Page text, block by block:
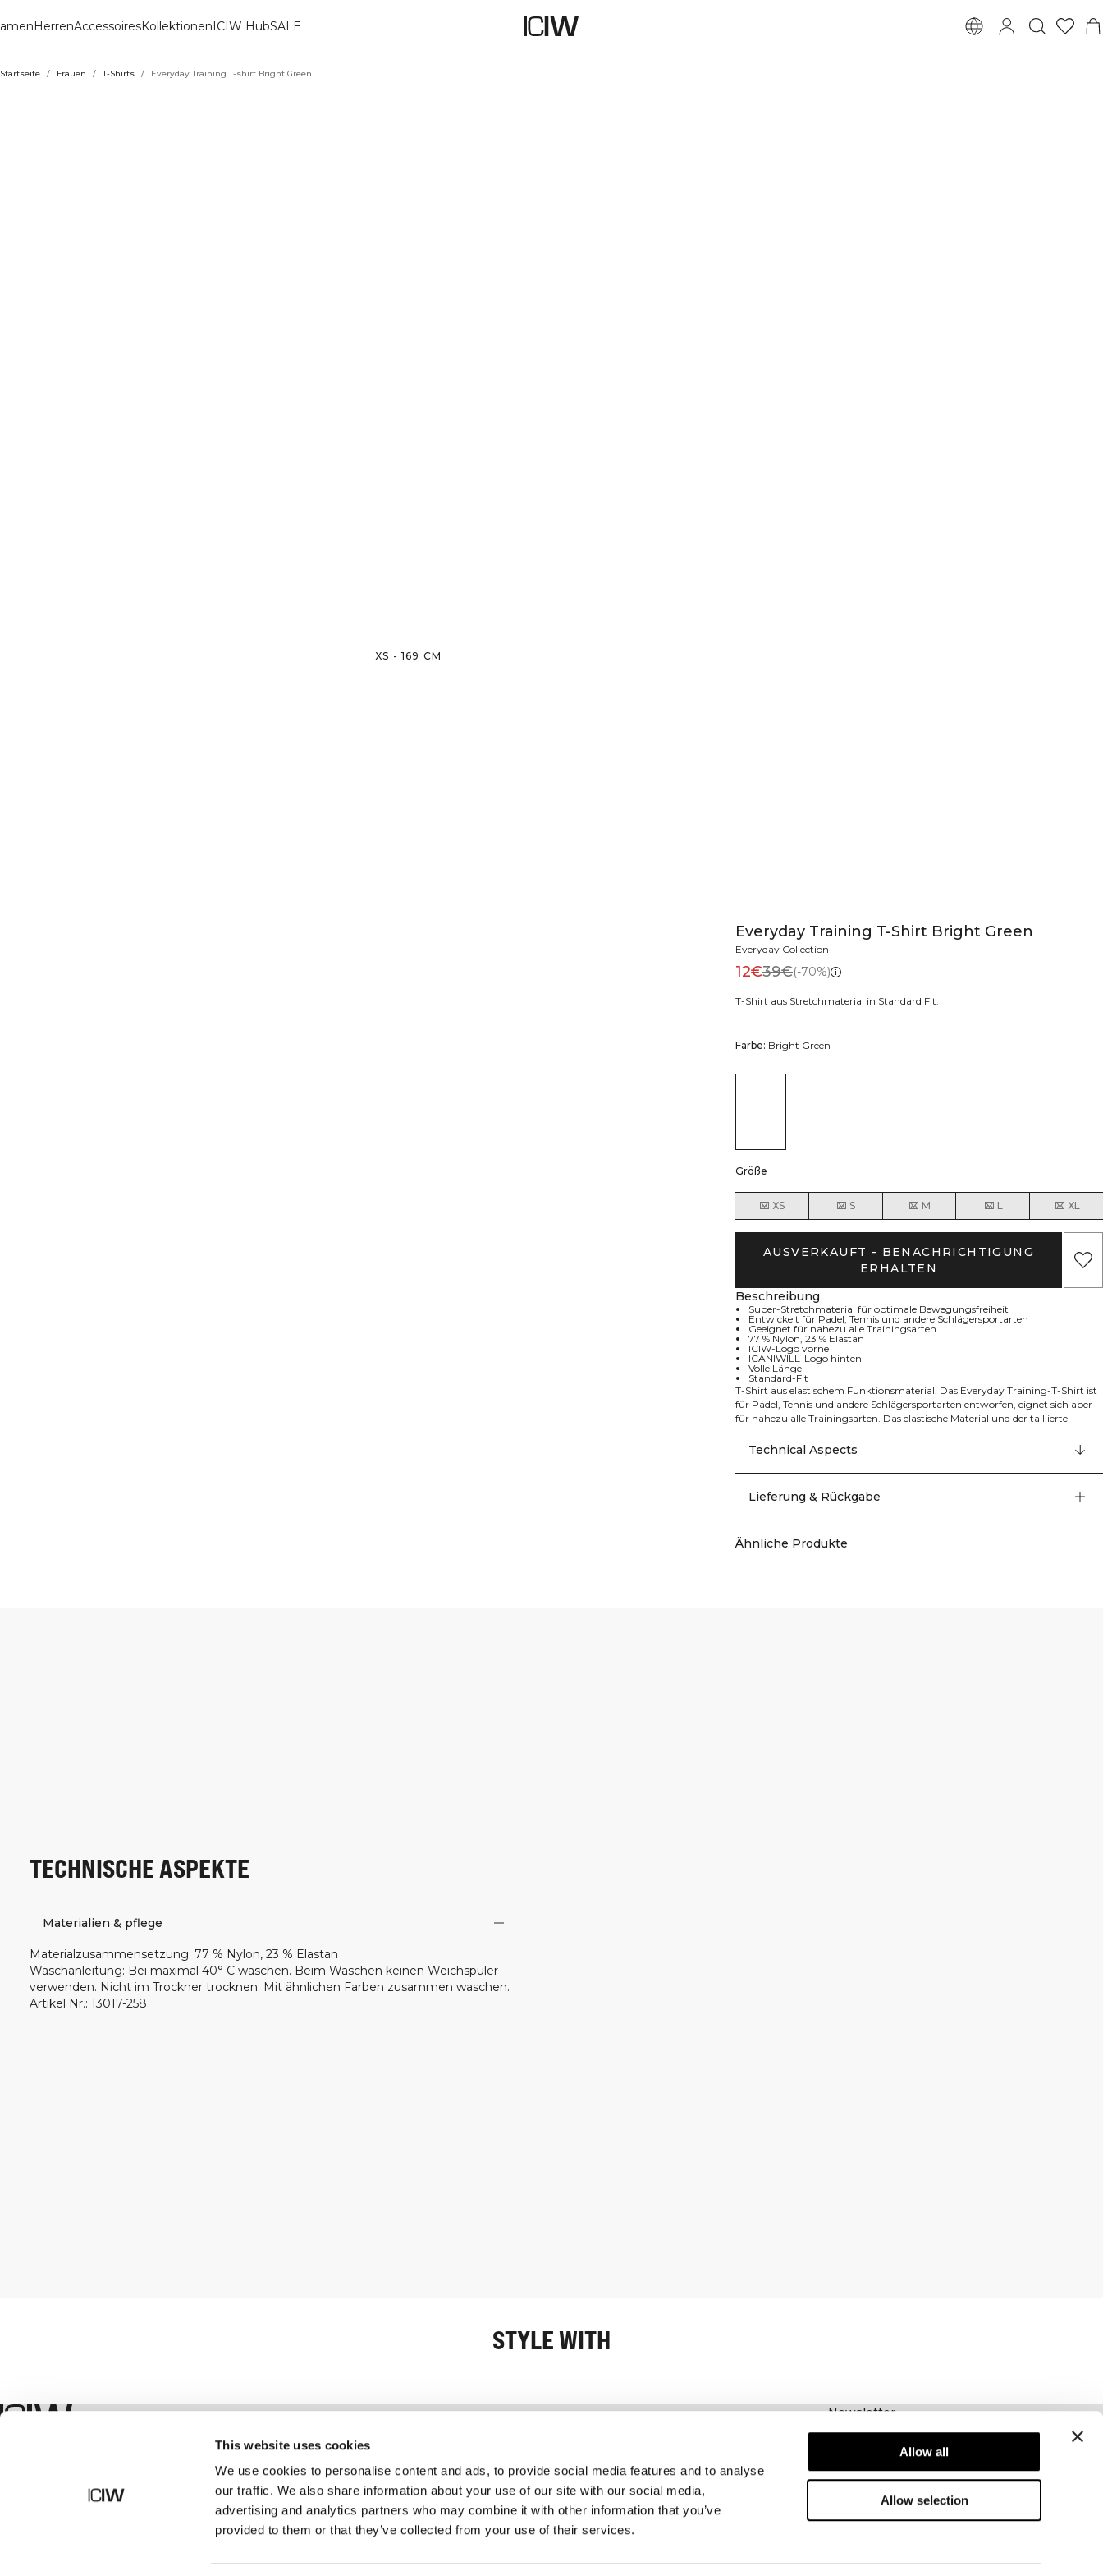
This website uses cookies
We use cookies to personalise content and ads, to provide social media features and to analyse
our traffic. We also share information about your use of our site with our social media,
advertising and analytics partners who may combine it with other information that you’ve
provided to them or that they’ve collected from your use of their services.
Allow all
Allow selection
HerrenAccessoiresKollektionenICIW HubSALE
Startseite / Frauen / T-Shirts / Everyday Training T-shirt Bright Green
XS - 169 CM
Everyday Training T-Shirt Bright Green
Everyday Collection
12€39€(-70%)
T-Shirt aus Stretchmaterial in Standard Fit.
Farbe: Bright Green
Größe
XS S M L XL
AUSVERKAUFT - BENACHRICHTIGUNG
ERHALTEN
Beschreibung
Super-Stretchmaterial für optimale Bewegungsfreiheit
Entwickelt für Padel, Tennis und andere Schlägersportarten
Geeignet für nahezu alle Trainingsarten
77 % Nylon, 23 % Elastan
ICIW-Logo vorne
ICANIWILL-Logo hinten
Volle Länge
Standard-Fit
T-Shirt aus elastischem Funktionsmaterial. Das Everyday Training-T-Shirt ist
für Padel, Tennis und andere Schlägersportarten entworfen, eignet sich aber
für nahezu alle Trainingsarten. Das elastische Material und der taillierte
Technical Aspects
Lieferung & Rückgabe
Ähnliche Produkte
TECHNISCHE ASPEKTE
Materialien & pflege
Materialzusammensetzung: 77 % Nylon, 23 % Elastan
Waschanleitung: Bei maximal 40° C waschen. Beim Waschen keinen Weichspüler
verwenden. Nicht im Trockner trocknen. Mit ähnlichen Farben zusammen waschen.
Artikel Nr.: 13017-258
STYLE WITH
Newsletter
Abonnieren Sie unseren Newsletter! Erhalten
Sie exklusive Angebote, unsere neuesten
Nachrichten und vieles mehr.